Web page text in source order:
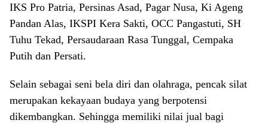
IKS Pro Patria, Persinas Asad, Pagar Nusa, Ki Ageng
Pandan Alas, IKSPI Kera Sakti, OCC Pangastuti, SH
Tuhu Tekad, Persaudaraan Rasa Tunggal, Cempaka
Putih dan Persati.
Selain sebagai seni bela diri dan olahraga, pencak silat
merupakan kekayaan budaya yang berpotensi
dikembangkan. Sehingga memiliki nilai jual bagi